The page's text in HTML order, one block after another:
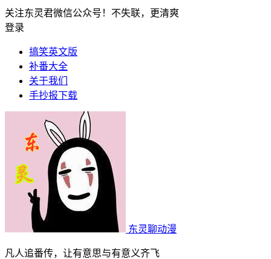
关注东灵君微信公众号！不失联，更清爽
登录
搞笑英文版
补番大全
关于我们
手抄报下载
东灵聊动漫
凡人追番传，让有意思与有意义齐飞